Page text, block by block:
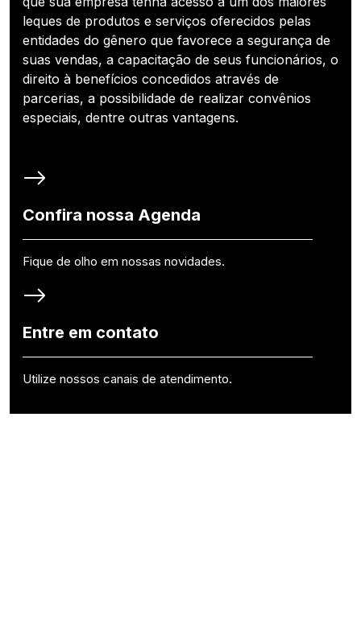
leques de produtos e serviços oferecidos pelas
entidades do gênero que favorece a segurança de
suas vendas, a capacitação de seus funcionários, o
direito à benefícios concedidos através de
parcerias, a possibilidade de realizar convênios
especiais, dentre outras vantagens.
Confira nossa Agenda
Fique de olho em nossas novidades.
Entre em contato
Utilize nossos canais de atendimento.